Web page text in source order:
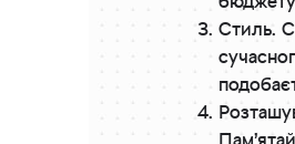
Стиль.